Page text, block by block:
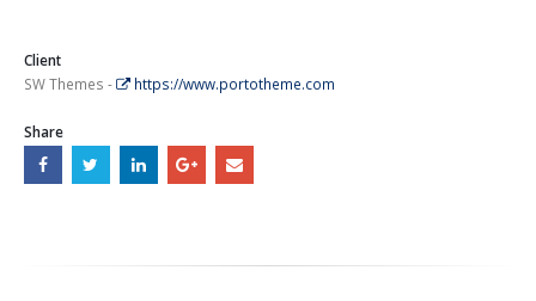
Client
SW Themes -
https://www.portotheme.com
Share